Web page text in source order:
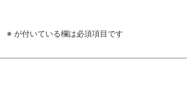
※ が付いている欄は必須項目です